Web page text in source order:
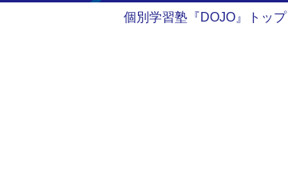
個別学習塾『DOJO』トップ